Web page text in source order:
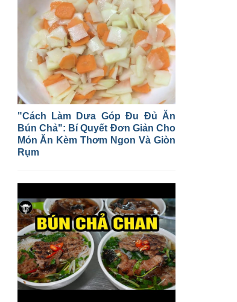
"Cách Làm Dưa Góp Đu Đủ Ăn
Bún Chả": Bí Quyết Đơn Giản Cho
Món Ăn Kèm Thơm Ngon Và Giòn
Rụm